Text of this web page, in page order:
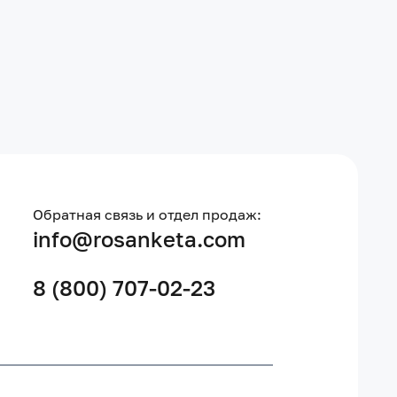
Обратная связь и отдел продаж:
info@rosanketa.com
8 (800) 707-02-23